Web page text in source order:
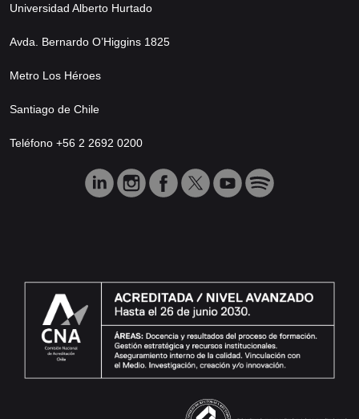
Universidad Alberto Hurtado
Avda. Bernardo O’Higgins 1825
Metro Los Héroes
Santiago de Chile
Teléfono +56 2 2692 0200